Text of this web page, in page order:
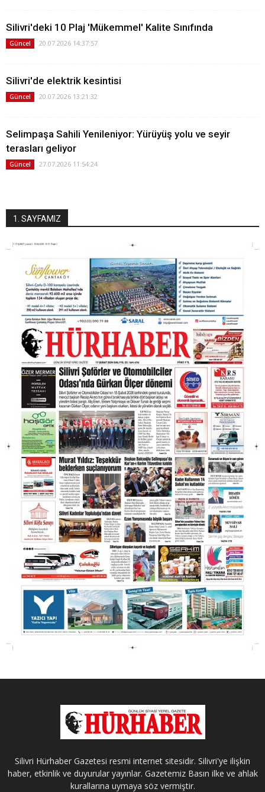
Silivri'deki 10 Plaj 'Mükemmel' Kalite Sınıfında
Güncel 20.07.2026 14:37:57
Silivri'de elektrik kesintisi
Güncel 20.07.2026 13:21:32
Selimpaşa Sahili Yenileniyor: Yürüyüş yolu ve seyir
terasları geliyor
Güncel 27.07.2026 11:54:24
1. SAYFAMIZ
Silivri Hürhaber Gazetesi resmi internet sitesidir. Silivri'ye ilişkin
haber, etkinlik ve duyurular yayınlar. Gazetemiz Basın ilke ve ahlak
kurallarına uymaya söz vermiştir.